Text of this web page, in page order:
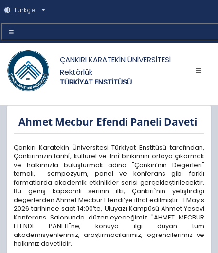
Türkçe
ÇANKIRI KARATEKİN ÜNİVERSİTESİ
Rektörlük
TÜRKİYAT ENSTİTÜSÜ
Ahmet Mecbur Efendi Paneli Daveti
Çankırı Karatekin Üniversitesi Türkiyat Enstitüsü tarafından,
Çankırımızın tarihî, kültürel ve ilmî birikimini ortaya çıkarmak
ve halkımızla buluşturmak adına "Çankırı’nın Değerleri"
temalı, sempozyum, panel ve konferans gibi farklı
formatlarda akademik etkinlikler serisi gerçekleştirilecektir.
Bu geniş kapsamlı serinin ilki, Çankırı`nın yetiştirdiği
değerlerden Ahmet Mecbur Efendi’ye ithaf edilmiştir. 11 Mayıs
2026 tarihinde saat 14:00’te, Uluyazı Kampüsü Ahmet Yesevi
Konferans Salonunda düzenleyeceğimiz "AHMET MECBUR
EFENDİ PANELİ"ne; konuya ilgi duyan tüm
akademisyenlerimiz, araştırmacılarımız, öğrencilerimiz ve
halkımız davetlidir.